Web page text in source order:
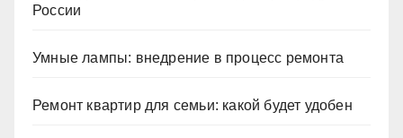
России
Умные лампы: внедрение в процесс ремонта
Ремонт квартир для семьи: какой будет удобен